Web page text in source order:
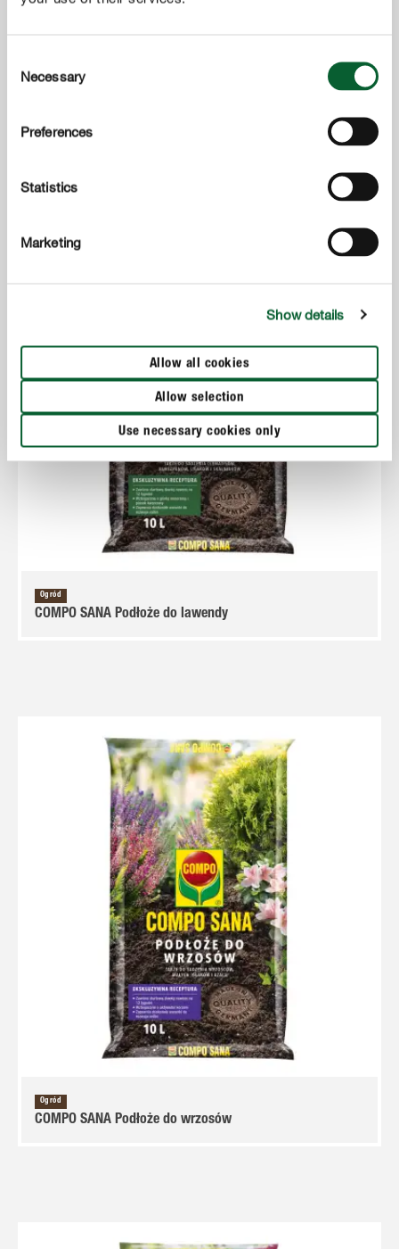
Selection
Necessary
Preferences
Statistics
Marketing
Show details
Allow all cookies
Allow selection
Use necessary cookies only
Ogród
COMPO SANA Podłoże do lawendy
Ogród
COMPO SANA Podłoże do wrzosów